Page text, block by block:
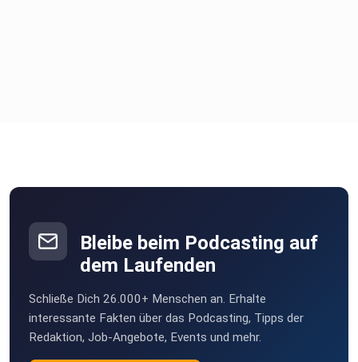
Bleibe beim Podcasting auf
dem Laufenden
Schließe Dich 26.000+ Menschen an. Erhalte
interessante Fakten über das Podcasting, Tipps der
Redaktion, Job-Angebote, Events und mehr.